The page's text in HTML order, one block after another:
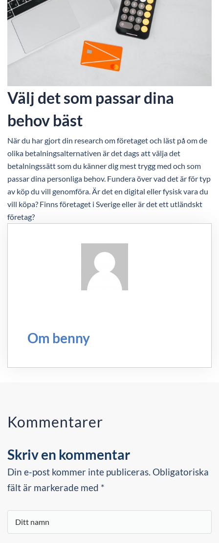
Välj det som passar dina
behov bäst
När du har gjort din research om företaget och läst på om de
olika betalningsalternativen är det dags att välja det
betalningssätt som du känner dig mest trygg med och som
passar dina personliga behov. Fundera över vad det är för typ
av köp du vill genomföra. Är det en digital eller fysisk vara du
vill köpa? Finns företaget i Sverige eller är det ett utländskt
företag?
Om benny
Kommentarer
Skriv en kommentar
Din e-post kommer inte publiceras. Obligatoriska
fält är markerade med *